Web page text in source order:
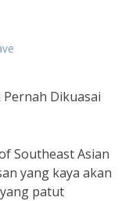
Pernah Dikuasai
Southeast Asian
yang kaya akan
patut